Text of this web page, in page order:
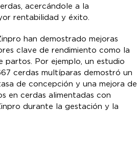
acercándole a la
rentabilidad y éxito.
han demostrado mejoras
clave de rendimiento como la
partos. Por ejemplo, un estudio
cerdas multíparas demostró un
de concepción y una mejora de
en cerdas alimentadas con
durante la gestación y la